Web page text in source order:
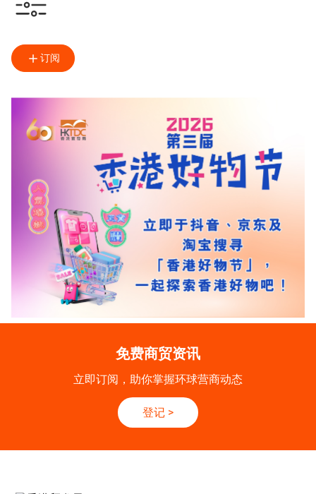
订阅
免费商贸资讯
立即订阅，助你掌握环球营商动态
登记 >